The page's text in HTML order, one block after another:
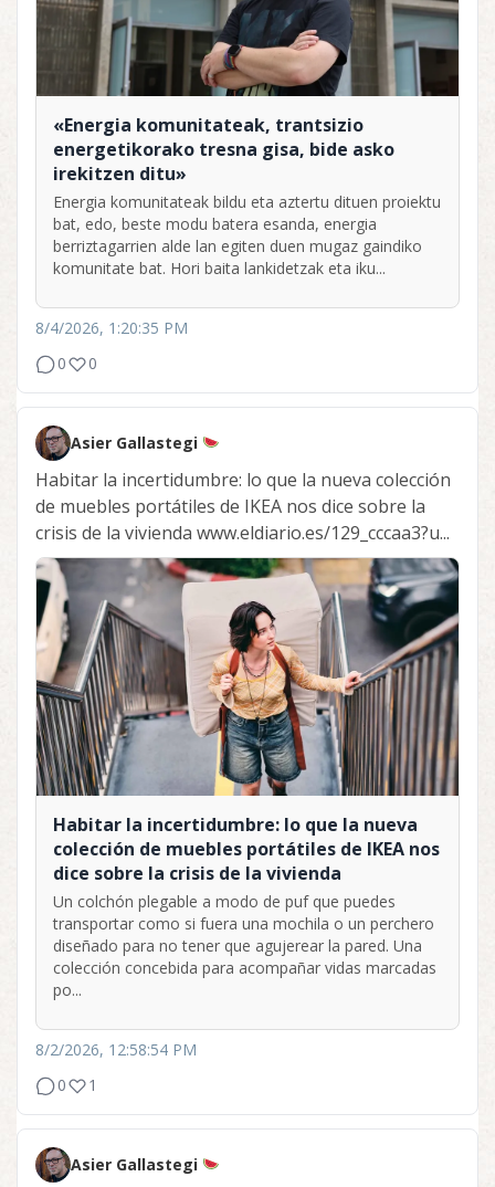
«Energia komunitateak, trantsizio
energetikorako tresna gisa, bide asko
irekitzen ditu»
Energia komunitateak bildu eta aztertu dituen proiektu
bat, edo, beste modu batera esanda, energia
berriztagarrien alde lan egiten duen mugaz gaindiko
komunitate bat. Hori baita lankidetzak eta iku...
8/4/2026, 1:20:35 PM
0
0
Asier Gallastegi
Habitar la incertidumbre: lo que la nueva colección
de muebles portátiles de IKEA nos dice sobre la
crisis de la vivienda www.eldiario.es/129_cccaa3?u...
Habitar la incertidumbre: lo que la nueva
colección de muebles portátiles de IKEA nos
dice sobre la crisis de la vivienda
Un colchón plegable a modo de puf que puedes
transportar como si fuera una mochila o un perchero
diseñado para no tener que agujerear la pared. Una
colección concebida para acompañar vidas marcadas
po...
8/2/2026, 12:58:54 PM
0
1
Asier Gallastegi